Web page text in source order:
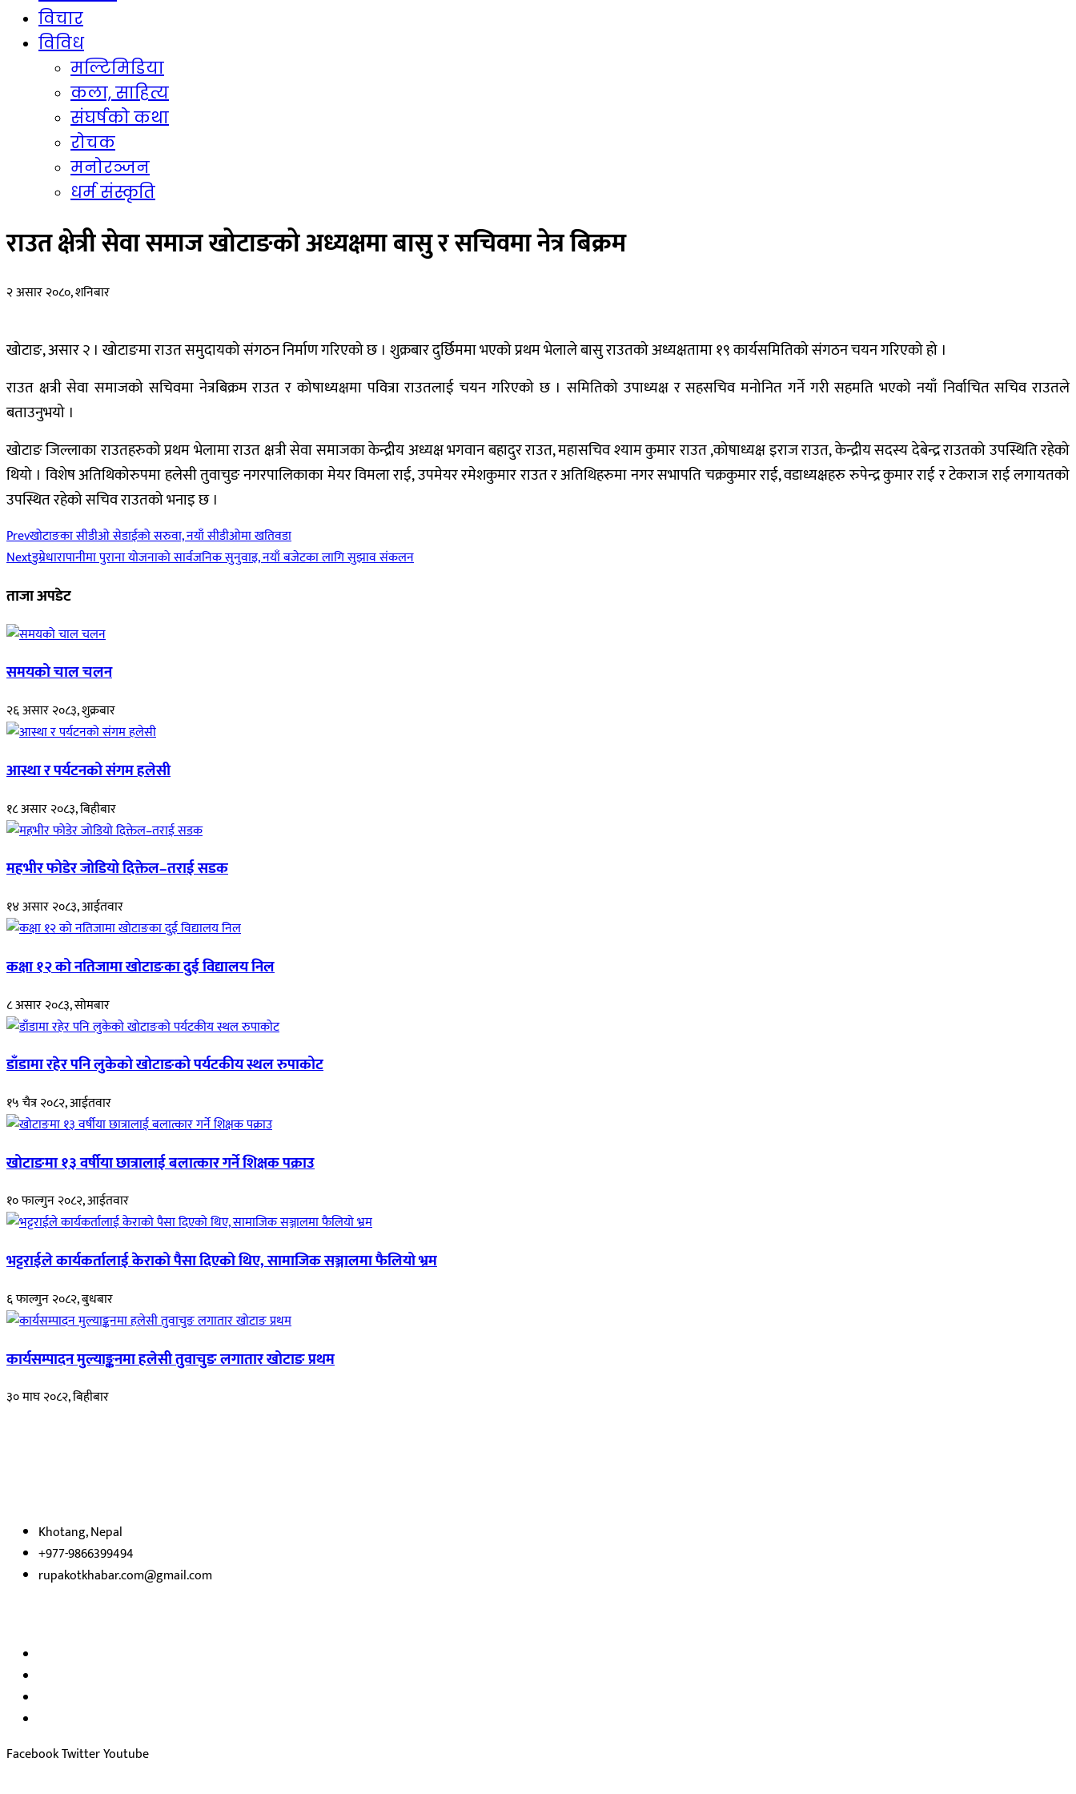
विचार
विविध
मल्टिमिडिया
कला, साहित्य
संघर्षको कथा
रोचक
मनोरञ्जन
धर्म संस्कृति
राउत क्षेत्री सेवा समाज खोटाङको अध्यक्षमा बासु र सचिवमा नेत्र बिक्रम
२ असार २०८०, शनिबार
खोटाङ, असार २ । खोटाङमा राउत समुदायको संगठन निर्माण गरिएको छ । शुक्रबार दुर्छिममा भएको प्रथम भेलाले बासु राउतको अध्यक्षतामा १९ कार्यसमितिको संगठन चयन गरिएको हो ।
राउत क्षत्री सेवा समाजको सचिवमा नेत्रबिक्रम राउत र कोषाध्यक्षमा पवित्रा राउतलाई चयन गरिएको छ । समितिको उपाध्यक्ष र सहसचिव मनोनित गर्ने गरी सहमति भएको नयाँ निर्वाचित सचिव राउतले
बताउनुभयो ।
खोटाङ जिल्लाका राउतहरुको प्रथम भेलामा राउत क्षत्री सेवा समाजका केन्द्रीय अध्यक्ष भगवान बहादुर राउत, महासचिव श्याम कुमार राउत ,कोषाध्यक्ष इराज राउत, केन्द्रीय सदस्य देबेन्द्र राउतको उपस्थिति रहेको
थियो । विशेष अतिथिकोरुपमा हलेसी तुवाचुङ नगरपालिकाका मेयर विमला राई, उपमेयर रमेशकुमार राउत र अतिथिहरुमा नगर सभापति चक्रकुमार राई, वडाध्यक्षहरु रुपेन्द्र कुमार राई र टेकराज राई लगायतको
उपस्थित रहेको सचिव राउतको भनाइ छ ।
Prevखोटाङका सीडीओ सेडाईको सरुवा, नयाँ सीडीओमा खतिवडा
Nextडुम्रेधारापानीमा पुराना योजनाको सार्वजनिक सुनुवाइ, नयाँ बजेटका लागि सुझाव संकलन
ताजा अपडेट
समयको चाल चलन
२६ असार २०८३, शुक्रबार
आस्था र पर्यटनको संगम हलेसी
१८ असार २०८३, बिहीबार
महभीर फोडेर जोडियो दिक्तेल–तराई सडक
१४ असार २०८३, आईतवार
कक्षा १२ को नतिजामा खोटाङका दुई विद्यालय निल
८ असार २०८३, सोमबार
डाँडामा रहेर पनि लुकेको खोटाङको पर्यटकीय स्थल रुपाकोट
१५ चैत्र २०८२, आईतवार
खोटाङमा १३ वर्षीया छात्रालाई बलात्कार गर्ने शिक्षक पक्राउ
१० फाल्गुन २०८२, आईतवार
भट्टराईले कार्यकर्तालाई केराको पैसा दिएको थिए, सामाजिक सञ्जालमा फैलियो भ्रम
६ फाल्गुन २०८२, बुधबार
कार्यसम्पादन मुल्याङ्कनमा हलेसी तुवाचुङ लगातार खोटाङ प्रथम
३० माघ २०८२, बिहीबार
Khotang, Nepal
+977-9866399494
rupakotkhabar.com@gmail.com
FacebookTwitterYoutube